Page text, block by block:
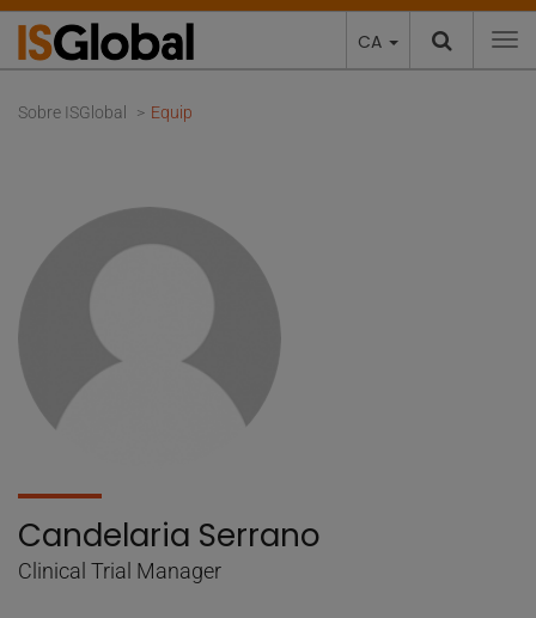
CA
Sobre ISGlobal Equip
Candelaria Serrano
Clinical Trial Manager